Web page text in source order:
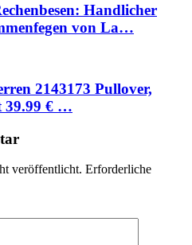
Handlicher
von La…
2143173 Pullover,
39.99 € …
veröffentlicht. Erforderliche